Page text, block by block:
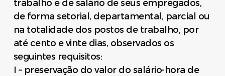
trabalho e de salário de seus empregados,
de forma setorial, departamental, parcial ou
na totalidade dos postos de trabalho, por
até cento e vinte dias, observados os
seguintes requisitos:
I – preservação do valor do salário-hora de